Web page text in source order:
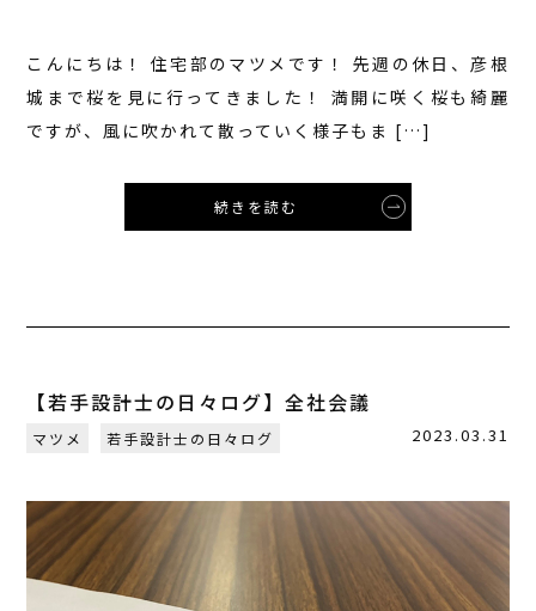
こんにちは！ 住宅部のマツメです！ 先週の休日、彦根
城まで桜を見に行ってきました！ 満開に咲く桜も綺麗
ですが、風に吹かれて散っていく様子もま […]
続きを読む
【若手設計士の日々ログ】全社会議
マツメ 若手設計士の日々ログ 2023.03.31